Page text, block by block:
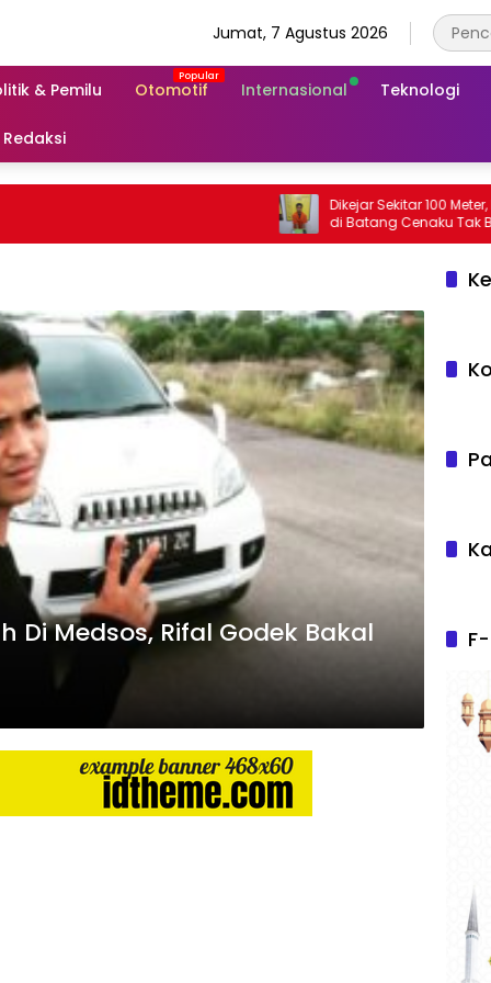
Jumat, 7 Agustus 2026
& Pemilu Otomotif Internasional Teknologi
Redaksi
Dikejar Sekitar 100 Meter,
Di Medsos, Rifal Godek Bakal